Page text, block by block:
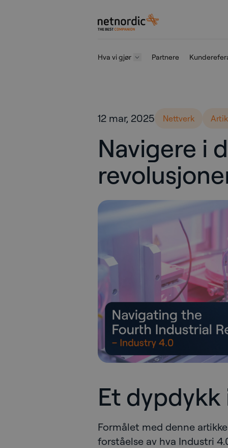
Gå til innhold
NetNordic Norway
Hva vi gjør Partnere
12 mar, 2025 Nettverk
Navigere i
Et
Formålet med denne
forståelse av hva Industri